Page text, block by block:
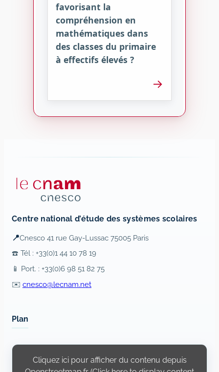
favorisant la
compréhension en
mathématiques dans
des classes du primaire
à effectifs élevés ?
→
Centre national d’étude des systèmes scolaires
📍Cnesco 41 rue Gay-Lussac 75005 Paris
☎️ Tél : +33(0)1 44 10 78 19
📱 Port. : +33(0)6 98 51 82 75
✉️ cnesco@lecnam.net
Plan
Display
Openstreetmap.fr
Cliquez ici pour afficher du contenu depuis